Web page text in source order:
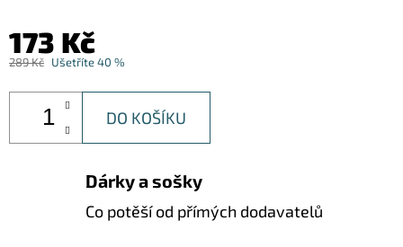
173 Kč
289 Kč Ušetříte 40 %
DO KOŠÍKU
Dárky a sošky
Co potěší od přímých dodavatelů